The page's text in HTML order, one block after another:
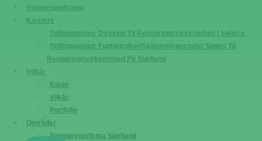
Vinduespudsning
Karriere
Stillingopslag: Direktør Til Rengøringsvirksomhed I Søborg
Stillingopslag: Fugttekniker/Skimmelspecialist Søges Til
Rengøringsvirksomhed På Sjælland
Vilkår
Klage
Vilkår
Portfolie
Områder
Rengøringsfirma Sjælland